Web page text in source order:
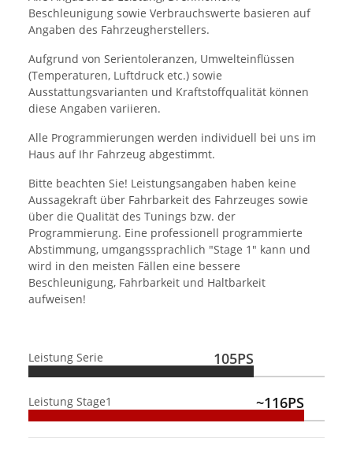
Beschleunigung sowie Verbrauchswerte basieren auf
Angaben des Fahrzeugherstellers.
Aufgrund von Serientoleranzen, Umwelteinflüssen
(Temperaturen, Luftdruck etc.) sowie
Ausstattungsvarianten und Kraftstoffqualität können
diese Angaben variieren.
Alle Programmierungen werden individuell bei uns im
Haus auf Ihr Fahrzeug abgestimmt.
Bitte beachten Sie! Leistungsangaben haben keine
Aussagekraft über Fahrbarkeit des Fahrzeuges sowie
über die Qualität des Tunings bzw. der
Programmierung. Eine professionell programmierte
Abstimmung, umgangssprachlich "Stage 1" kann und
wird in den meisten Fällen eine bessere
Beschleunigung, Fahrbarkeit und Haltbarkeit
aufweisen!
Leistung Serie 105PS
Leistung Stage1 ~116PS